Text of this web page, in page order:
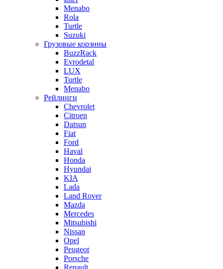
Menabo
Rola
Turtle
Suzuki
Грузовые корзины
BuzzRack
Evrodetal
LUX
Turtle
Menabo
Рейлинги
Chevrolet
Citroen
Datsun
Fiat
Ford
Haval
Honda
Hyundai
KIA
Lada
Land Rover
Mazda
Mercedes
Mitsubishi
Nissan
Opel
Peugeot
Porsche
Renault